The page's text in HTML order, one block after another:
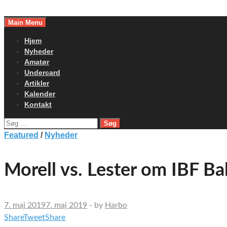
toMain Menu
Hjem
Nyheder
Amatør
Undercard
Artikler
Kalender
Kontakt
Søg
efter:
Featured / Nyheder
Morell vs. Lester om IBF
7. maj 20197. maj 2019 - by Harbo
ShareTweetShare